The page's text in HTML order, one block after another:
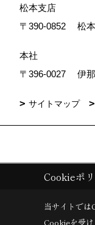
松本支店
〒390-0852
松
本社
〒396-0027
伊
サイトマップ
Copyright (c)
Cookieポ
当サイトでは
Cookieを受け